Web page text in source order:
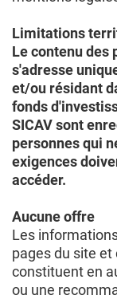
Limitations
Le contenu des
s'adresse
et/ou résidant
fonds
SICAV sont
personnes qui
exigences
accéder.
Aucune offre
Les
pages du site
constituent en
ou une